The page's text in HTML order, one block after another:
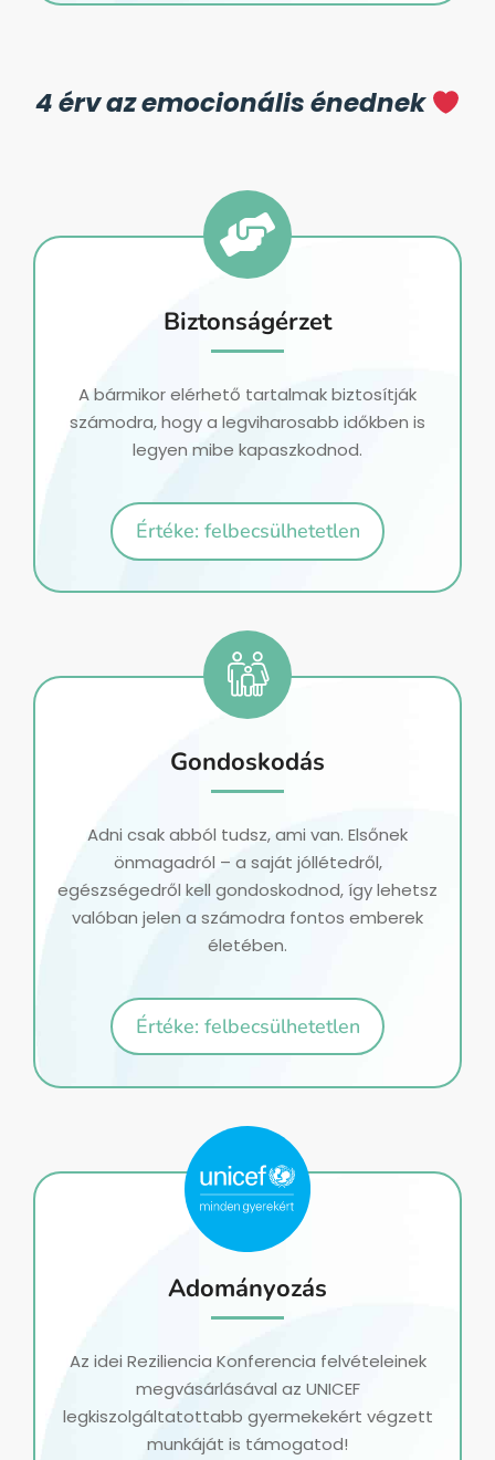
4 érv az emocionális énednek
Biztonságérzet
A bármikor elérhető tartalmak biztosítják
számodra, hogy a legviharosabb időkben is
legyen mibe kapaszkodnod.
Értéke: felbecsülhetetlen
Gondoskodás
Adni csak abból tudsz, ami van. Elsőnek
önmagadról – a saját jóllétedről,
egészségedről kell gondoskodnod, így lehetsz
valóban jelen a számodra fontos emberek
életében.
Értéke: felbecsülhetetlen
Adományozás
Az idei Reziliencia Konferencia felvételeinek
megvásárlásával az UNICEF
legkiszolgáltatottabb gyermekekért végzett
munkáját is támogatod!